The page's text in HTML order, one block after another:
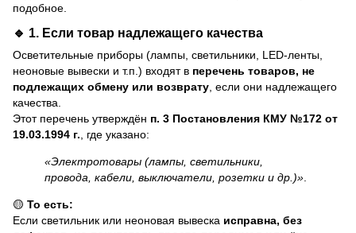
подобное.
🔹 1. Если товар надлежащего качества
Осветительные приборы (лампы, светильники, LED-ленты,
неоновые вывески и т.п.) входят в перечень товаров, не
подлежащих обмену или возврату , если они надлежащего
качества.
Этот перечень утверждён п. 3 Постановления КМУ №172 от
19.03.1994 г. , где указано:
«Электротовары (лампы, светильники,
провода, кабели, выключатели, розетки и др.)»
🟡 То есть:
Если светильник или неоновая вывеска исправна, без